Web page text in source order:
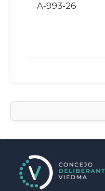
A-993-26